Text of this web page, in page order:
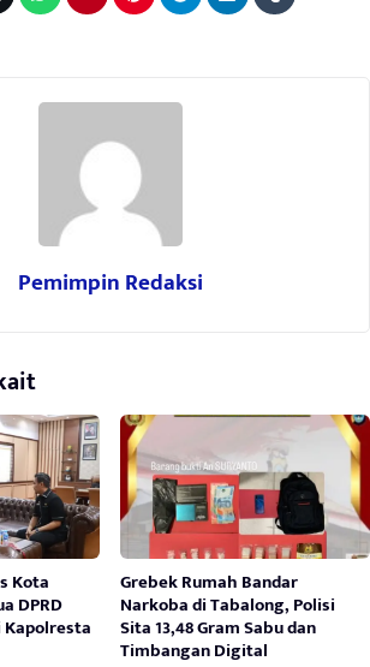
Pemimpin Redaksi
Kota
DPRD
Grebek Rumah Bandar
Narkoba di Tabalong, Polisi
Sita 13,48 Gram Sabu dan
Timbangan Digital